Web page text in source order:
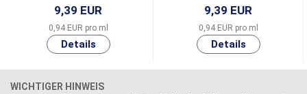
9,39 EUR
0,94 EUR pro ml
9,39 EUR
0,94 EUR pro ml
WICHTIGER HINWEIS